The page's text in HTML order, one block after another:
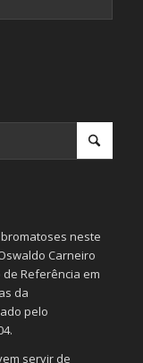
neste
Carneiro
Referência em
da
pelo
servir de